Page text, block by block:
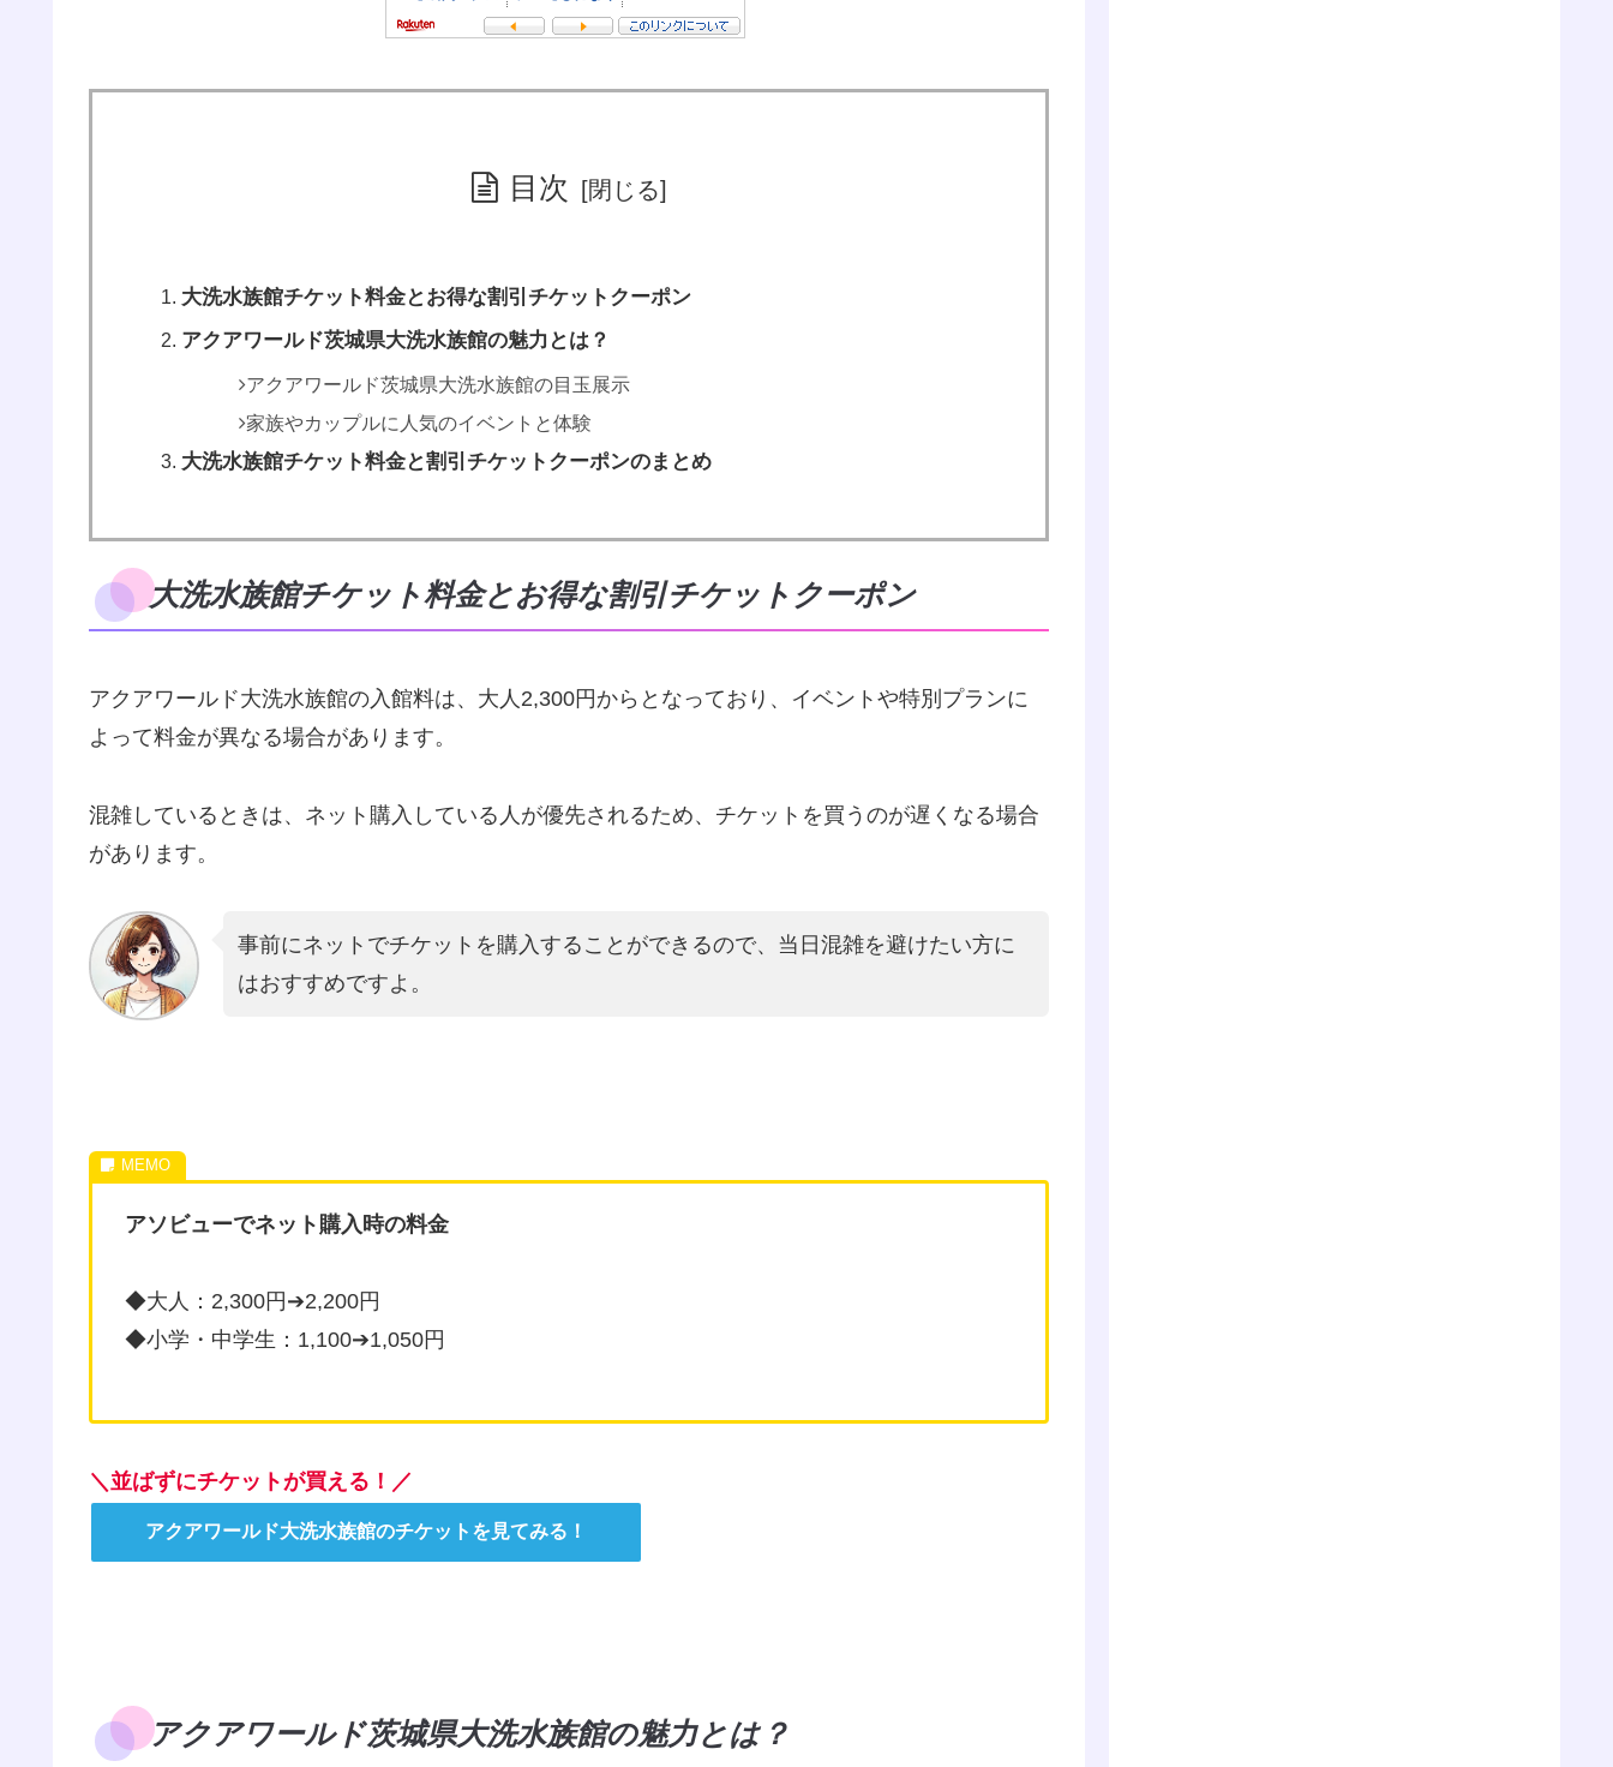
目次
大洗水族館チケット料金とお得な割引チケットクーポン
アクアワールド茨城県大洗水族館の魅力とは？
アクアワールド茨城県大洗水族館の目玉展示
家族やカップルに人気のイベントと体験
大洗水族館チケット料金と割引チケットクーポンのまとめ
大洗水族館チケット料金とお得な割引チケットクーポン
アクアワールド大洗水族館の入館料は、大人2,300円からとなっており、イベントや特別プランに
よって料金が異なる場合があります​。
混雑しているときは、ネット購入している人が優先されるため、チケットを買うのが遅くなる場合
があります。
事前にネットでチケットを購入することができるので、当日混雑を避けたい方に
はおすすめですよ。
アソビューでネット購入時の料金
◆大人：2,300円➔2,200円
◆小学・中学生：1,100➔1,050円
＼並ばずにチケットが買える！／
アクアワールド大洗水族館のチケットを見てみる！
アクアワールド茨城県大洗水族館の魅力とは？